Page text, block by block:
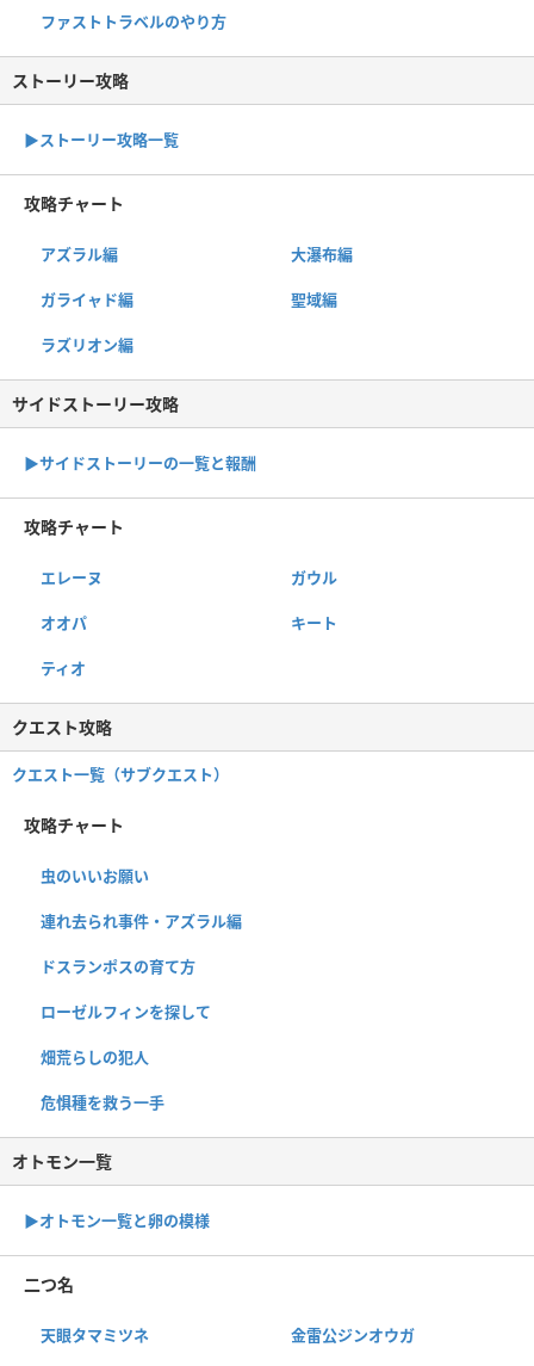
ファストトラベルのやり方
ストーリー攻略
▶︎ストーリー攻略一覧
攻略チャート
アズラル編 大瀑布編
ガライャド編 聖域編
ラズリオン編
サイドストーリー攻略
▶サイドストーリーの一覧と報酬
攻略チャート
エレーヌ ガウル
オオパ キート
ティオ
クエスト攻略
クエスト一覧（サブクエスト）
攻略チャート
虫のいいお願い
連れ去られ事件・アズラル編
ドスランポスの育て方
ローゼルフィンを探して
畑荒らしの犯人
危惧種を救う一手
オトモン一覧
▶︎オトモン一覧と卵の模様
二つ名
天眼タマミツネ 金雷公ジンオウガ